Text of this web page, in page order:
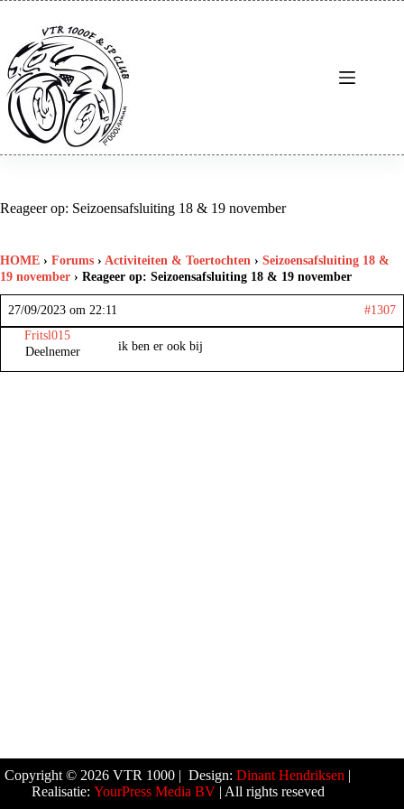
inhoud
Reageer op: Seizoensafsluiting 18 & 19 november
HOME › Forums › Activiteiten & Toertochten › Seizoensafsluiting 18 &
19 november › Reageer op: Seizoensafsluiting 18 & 19 november
27/09/2023 om 22:11
#1307
Fritsl015
Deelnemer
ik ben er ook bij
Copyright © 2026 VTR 1000 | Design:Dinant Hendriksen |
Realisatie: YourPress Media BV| All rights reseved